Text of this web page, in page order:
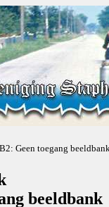
B2: Geen toegang
beeldbank